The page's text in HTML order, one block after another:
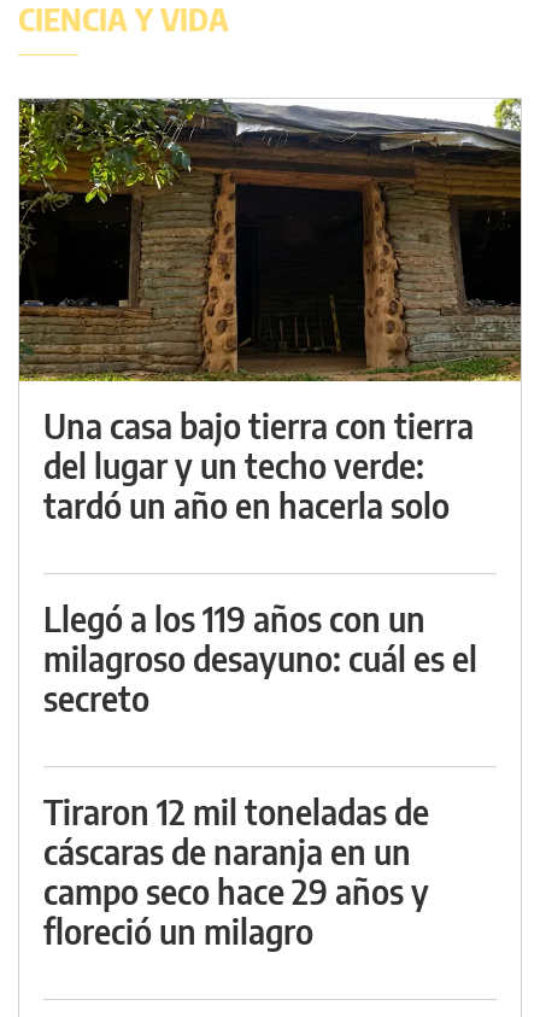
CIENCIA Y VIDA
Una casa bajo tierra con tierra
del lugar y un techo verde:
tardó un año en hacerla solo
Llegó a los 119 años con un
milagroso desayuno: cuál es el
secreto
Tiraron 12 mil toneladas de
cáscaras de naranja en un
campo seco hace 29 años y
floreció un milagro